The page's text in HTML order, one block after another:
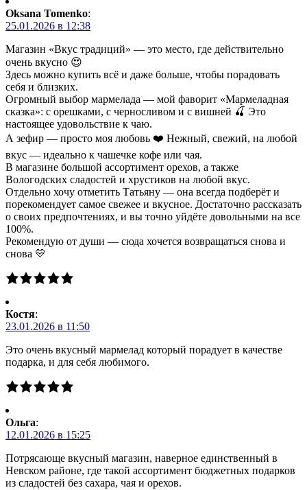
Oksana Tomenko:
25.01.2026 в 12:38
Магазин «Вкус традиций» — это место, где действительно
очень вкусно 😍
Здесь можно купить всё и даже больше, чтобы порадовать
себя и близких.
Огромный выбор мармелада — мой фаворит «Мармеладная
сказка»: с орешками, с черносливом и с вишней 🍒 Это
настоящее удовольствие к чаю.
А зефир — просто моя любовь ❤️ Нежный, свежий, на любой
вкус — идеально к чашечке кофе или чая.
В магазине большой ассортимент орехов, а также
Вологодских сладостей и хрустиков на любой вкус.
Отдельно хочу отметить Татьяну — она всегда подберёт и
порекомендует самое свежее и вкусное. Достаточно рассказать
о своих предпочтениях, и вы точно уйдёте довольными на все
100%.
Рекомендую от души — сюда хочется возвращаться снова и
снова 💛
Костя:
23.01.2026 в 11:50
Это очень вкусный мармелад который порадует в качестве
подарка, и для себя любимого.
Ольга:
12.01.2026 в 15:25
Потрясающе вкусный магазин, наверное единственный в
Невском районе, где такой ассортимент бюджетных подарков
из сладостей без сахара, чая и орехов.